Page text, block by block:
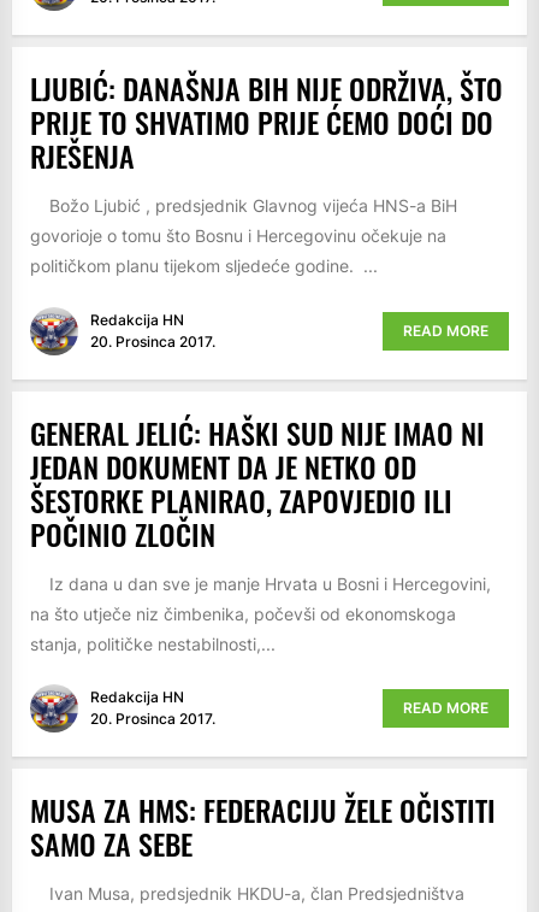
LJUBIĆ: DANAŠNJA BIH NIJE ODRŽIVA, ŠTO
PRIJE TO SHVATIMO PRIJE ĆEMO DOĆI DO
RJEŠENJA
Božo Ljubić , predsjednik Glavnog vijeća HNS-a BiH
govorioje o tomu što Bosnu i Hercegovinu očekuje na
političkom planu tijekom sljedeće godine. ...
Redakcija HN
20. Prosinca 2017.
READ MORE
GENERAL JELIĆ: HAŠKI SUD NIJE IMAO NI
JEDAN DOKUMENT DA JE NETKO OD
ŠESTORKE PLANIRAO, ZAPOVJEDIO ILI
POČINIO ZLOČIN
Iz dana u dan sve je manje Hrvata u Bosni i Hercegovini,
na što utječe niz čimbenika, počevši od ekonomskoga
stanja, političke nestabilnosti,...
Redakcija HN
20. Prosinca 2017.
READ MORE
MUSA ZA HMS: FEDERACIJU ŽELE OČISTITI
SAMO ZA SEBE
Ivan Musa, predsjednik HKDU-a, član Predsjedništva